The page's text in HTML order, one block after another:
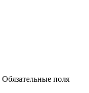
Обязательные поля